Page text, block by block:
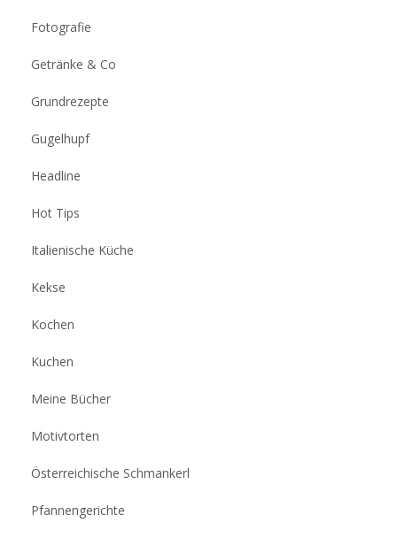
Fotografie
Getränke & Co
Grundrezepte
Gugelhupf
Headline
Hot Tips
Italienische Küche
Kekse
Kochen
Kuchen
Meine Bücher
Motivtorten
Österreichische Schmankerl
Pfannengerichte